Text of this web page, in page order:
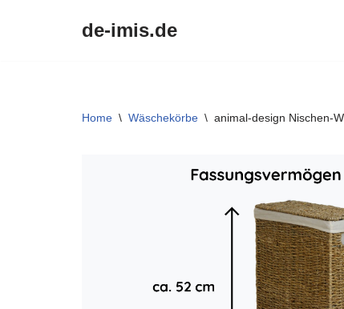
de-imis.de
Home \ Wäschekörbe \ animal-design Nischen-